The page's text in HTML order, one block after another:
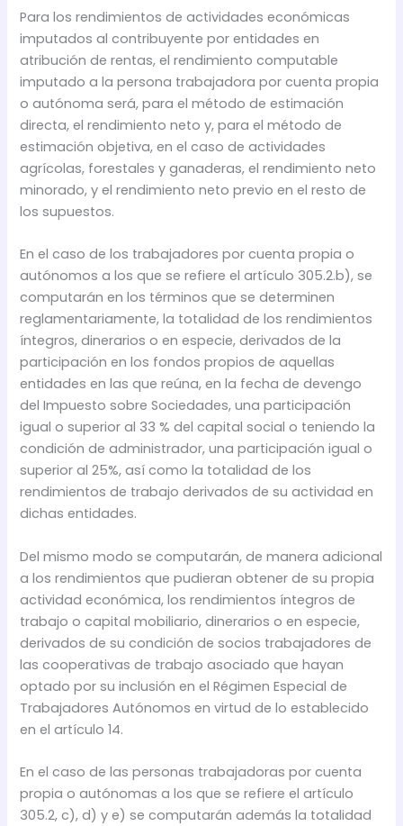
Para los rendimientos de actividades económicas
imputados al contribuyente por entidades en
atribución de rentas, el rendimiento computable
imputado a la persona trabajadora por cuenta propia
o autónoma será, para el método de estimación
directa, el rendimiento neto y, para el método de
estimación objetiva, en el caso de actividades
agrícolas, forestales y ganaderas, el rendimiento neto
minorado, y el rendimiento neto previo en el resto de
los supuestos.
En el caso de los trabajadores por cuenta propia o
autónomos a los que se refiere el artículo 305.2.b), se
computarán en los términos que se determinen
reglamentariamente, la totalidad de los rendimientos
íntegros, dinerarios o en especie, derivados de la
participación en los fondos propios de aquellas
entidades en las que reúna, en la fecha de devengo
del Impuesto sobre Sociedades, una participación
igual o superior al 33 % del capital social o teniendo la
condición de administrador, una participación igual o
superior al 25%, así como la totalidad de los
rendimientos de trabajo derivados de su actividad en
dichas entidades.
Del mismo modo se computarán, de manera adicional
a los rendimientos que pudieran obtener de su propia
actividad económica, los rendimientos íntegros de
trabajo o capital mobiliario, dinerarios o en especie,
derivados de su condición de socios trabajadores de
las cooperativas de trabajo asociado que hayan
optado por su inclusión en el Régimen Especial de
Trabajadores Autónomos en virtud de lo establecido
en el artículo 14.
En el caso de las personas trabajadoras por cuenta
propia o autónomas a los que se refiere el artículo
305.2, c), d) y e) se computarán además la totalidad